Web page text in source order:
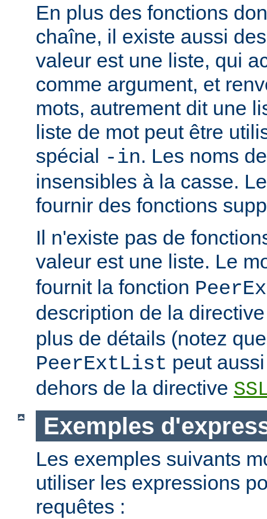
En plus des fonctions
chaîne, il existe aussi
valeur est une liste, qui
comme argument, et
mots, autrement dit une
liste de mot peut être
spécial -in. Les noms
insensibles à la casse.
fournir des fonctions
Il n'existe pas de
valeur est une liste. Le
fournit la fonction
description de la
plus de détails (notez
PeerExtList peut
dehors de la directive
Exemples
Les exemples suivants
utiliser les expressions
requêtes :